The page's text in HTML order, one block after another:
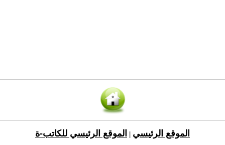
الموقع الرئيسي الموقع الرئيسي للكاتب-ة